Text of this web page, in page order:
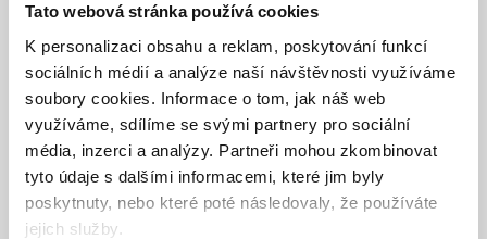
Tato webová stránka používá cookies
K personalizaci obsahu a reklam, poskytování funkcí
sociálních médií a analýze naší návštěvnosti využíváme
soubory cookies. Informace o tom, jak náš web
využíváme, sdílíme se svými partnery pro sociální
média, inzerci a analýzy. Partneři mohou zkombinovat
tyto údaje s dalšími informacemi, které jim byly
poskytnuty, nebo které poté následovaly, že používáte
jejich služby.